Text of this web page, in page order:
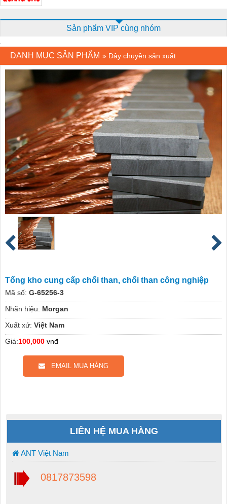
Sản phẩm VIP cùng nhóm
DANH MỤC SẢN PHẨM » Dây chuyền sản xuất
Tổng kho cung cấp chổi than, chổi than công nghiệp
Mã số: G-65256-3
Nhãn hiệu: Morgan
Xuất xứ: Việt Nam
Giá:100,000 vnđ
EMAIL MUA HÀNG
LIÊN HỆ MUA HÀNG
ANT Việt Nam
0817873598